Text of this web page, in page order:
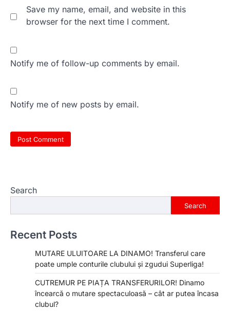
Save my name, email, and website in this
browser for the next time I comment.
Notify me of follow-up comments by email.
Notify me of new posts by email.
Search
Search
Recent Posts
MUTARE ULUITOARE LA DINAMO! Transferul care
poate umple conturile clubului și zgudui Superliga!
CUTREMUR PE PIAȚA TRANSFERURILOR! Dinamo
încearcă o mutare spectaculoasă – cât ar putea încasa
clubul?